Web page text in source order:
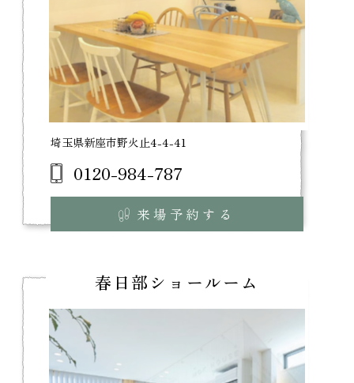
埼玉県新座市野火止4-4-41
0120-984-787
来場予約する
春日部ショールーム